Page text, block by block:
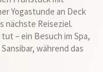
Yogastunde an Deck
nächste Reiseziel.
– ein Besuch im Spa,
während das